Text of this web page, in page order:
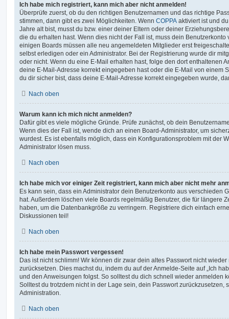
Ich habe mich registriert, kann mich aber nicht anmelden!
Überprüfe zuerst, ob du den richtigen Benutzernamen und das richtige
stimmen, dann gibt es zwei Möglichkeiten. Wenn COPPA aktiviert ist und
Jahre alt bist, musst du bzw. einer deiner Eltern oder deiner
die du erhalten hast. Wenn dies nicht der Fall ist, muss dein
einigen Boards müssen alle neu angemeldeten Mitglieder erst
selbst erledigen oder ein Administrator. Bei der Registrierung wurde dir
oder nicht. Wenn du eine E-Mail erhalten hast, folge den dort enthaltenen
deine E-Mail-Adresse korrekt eingegeben hast oder die E-Mail von einem
du dir sicher bist, dass deine E-Mail-Adresse korrekt eingegeben wurde,
Nach oben
Warum kann ich mich nicht anmelden?
Dafür gibt es viele mögliche Gründe. Prüfe zunächst, ob dein
Wenn dies der Fall ist, wende dich an einen Board-Administrator, um
wurdest. Es ist ebenfalls möglich, dass ein Konfigurationsproblem mit der
Administrator lösen muss.
Nach oben
Ich habe mich vor einiger Zeit registriert, kann mich aber nicht mehr
Es kann sein, dass ein Administrator dein Benutzerkonto aus verschieden
hat. Außerdem löschen viele Boards regelmäßig Benutzer, die für längere
haben, um die Datenbankgröße zu verringern. Registriere dich einfach
Diskussionen teil!
Nach oben
Ich habe mein Passwort vergessen!
Das ist nicht schlimm! Wir können dir zwar dein altes Passwort nicht
zurücksetzen. Dies machst du, indem du auf der Anmelde-Seite auf „Ich
und den Anweisungen folgst. So solltest du dich schnell wieder anmelden
Solltest du trotzdem nicht in der Lage sein, dein Passwort zurückzusetzen,
Administration.
Nach oben